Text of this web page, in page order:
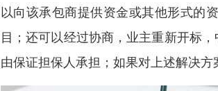
以向该承包商提供资金或其他形式的
目；还可以经过协商，业主重新开标
由保证担保人承担；如果对上述解决